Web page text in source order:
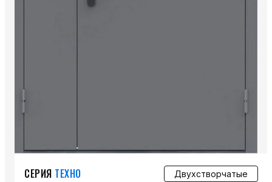
СЕРИЯ ТЕХНО Двухстворчатые